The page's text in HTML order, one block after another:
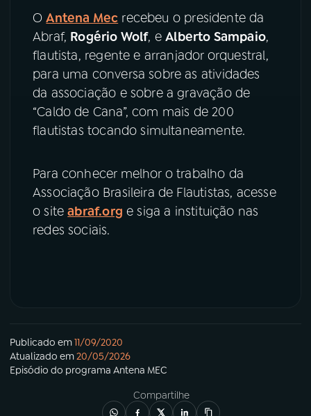
OAntena Mec recebeu o presidente da
Abraf, Rogério Wolf, eAlberto Sampaio,
flautista, regente e arranjador orquestral,
para uma conversa sobre as atividades
da associação e sobre a gravação de
“Caldo de Cana”, com mais de 200
flautistas tocando simultaneamente.
Para conhecer melhor o trabalho da
Associação Brasileira de Flautistas, acesse
o siteabraf.org e siga a instituição nas
redes sociais.
Publicado em11/09/2020
Atualizado em20/05/2026
Episódio do programa Antena MEC
Compartilhe